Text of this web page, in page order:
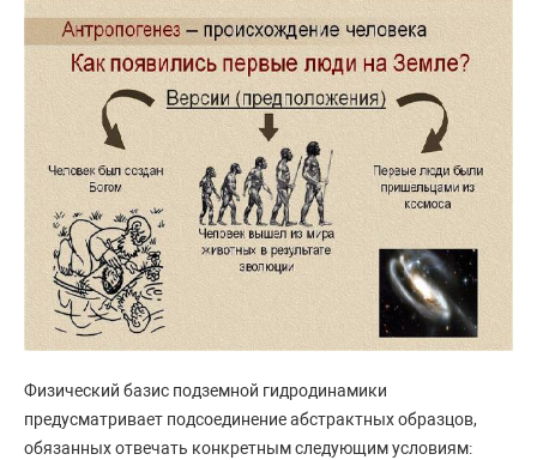
Физический базис подземной гидродинамики
предусматривает подсоединение абстрактных образцов,
обязанных отвечать конкретным следующим условиям: